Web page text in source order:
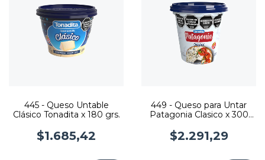
445 - Queso Untable
Clásico Tonadita x 180 grs.
$1.685,42
449 - Queso para Untar
Patagonia Clasico x 300
$2.291,29